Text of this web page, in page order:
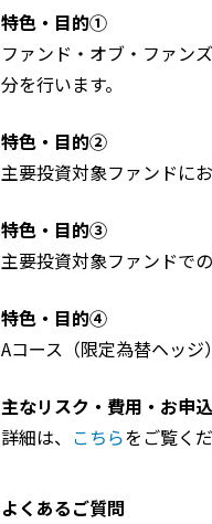
特色・目的①
ファンド・オブ・ファン
分を行います。
特色・目的②
主要投資対象ファンドに
特色・目的③
主要投資対象ファンドで
特色・目的④
Aコース（限定為替ヘッ
主なリスク・費用・お申
詳細は、 こちらをご覧く
よくあるご質問